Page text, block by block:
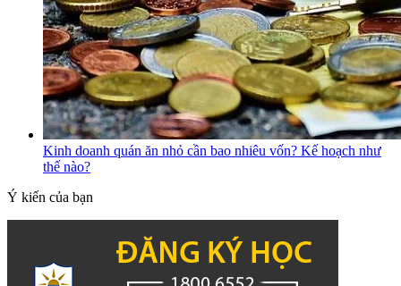
Kinh doanh quán ăn nhỏ cần bao nhiêu vốn? Kế hoạch như
thế nào?
Ý kiến của bạn